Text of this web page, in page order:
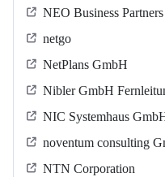
NEO Business
netgo
NetPlans GmbH
Nibler GmbH
NIC Systemhaus
noventum consulting
NTN Corporation